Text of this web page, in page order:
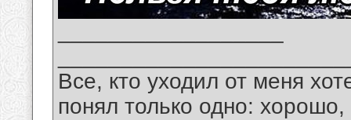
Все, кто уходил от меня
понял только одно: